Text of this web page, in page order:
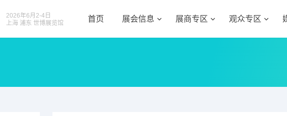
2026年6月2-4日
上海 浦东 世博展览馆
首页 展会信息 展商专区 观众专区